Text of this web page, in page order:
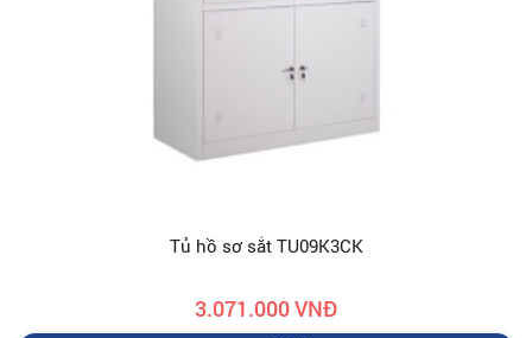
Tủ hồ sơ sắt TU09K3CK
3.071.000 VNĐ